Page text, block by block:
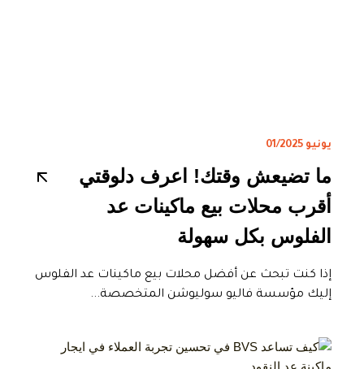
يونيو 01/2025
ما تضيعش وقتك! اعرف دلوقتي
أقرب محلات بيع ماكينات عد
الفلوس بكل سهولة
إذا كنت تبحث عن أفضل محلات بيع ماكينات عد الفلوس
إليك مؤسسة فاليو سوليوشن المتخصصة...